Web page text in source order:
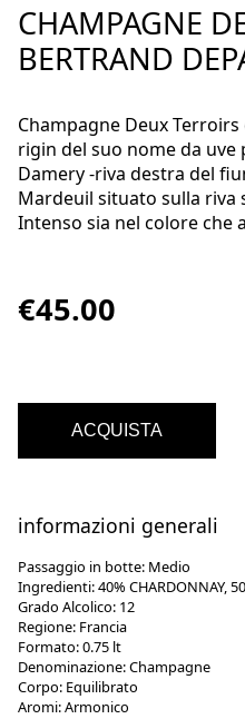
CHAMPAGNE
BERTRAND
Champagne Deux
rigin del suo nome da
Damery -riva destra del
Mardeuil situato sulla riva
Intenso sia nel colore che
€45.00
ACQUISTA
informazioni generali
Passaggio in botte: Medio
Ingredienti:40% CHARDONNAY,
Grado Alcolico: 12
Regione: Francia
Formato:0.75 lt
Denominazione:Champagne
Corpo: Equilibrato
Aromi:Armonico